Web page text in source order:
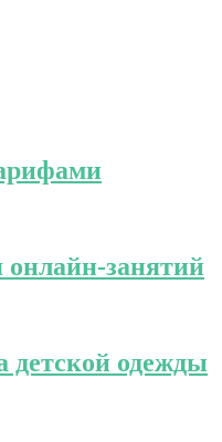
онлайн-занятий
детской одежды